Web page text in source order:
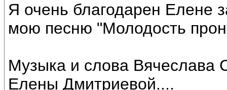
Я очень благодарен Елене
мою песню "Молодость
Музыка и слова Вячеслава
Елены Дмитриевой....